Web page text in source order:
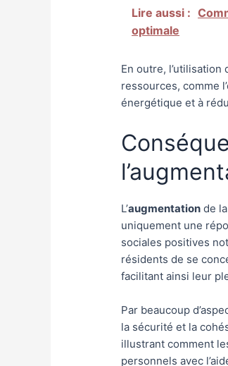
Lire aussi :
optimale
En outre,
ressources, comme
énergétique et à
L’augmentation de
uniquement une
sociales positives
résidents de se
facilitant ainsi leur
Par beaucoup
la sécurité et la
illustrant comment
personnels avec